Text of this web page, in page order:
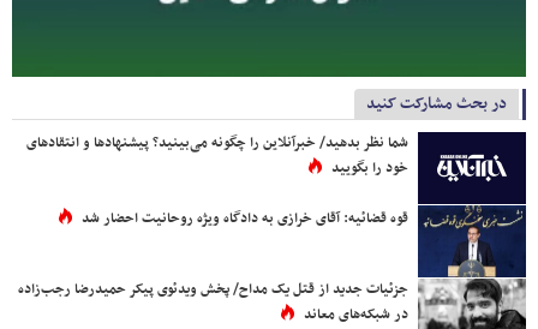
در بحث مشارکت کنید
شما نظر بدهید/ خبرآنلاین را چگونه می‌بینید؟ پیشنهادها و انتقادهای
خود را بگویید
قوه قضائیه: آقای خرازی به دادگاه ویژه روحانیت احضار شد
جزئیات جدید از قتل یک مداح/ پخش ویدئوی پیکر حمیدرضا رجب‌زاده
در شبکه‌های معاند